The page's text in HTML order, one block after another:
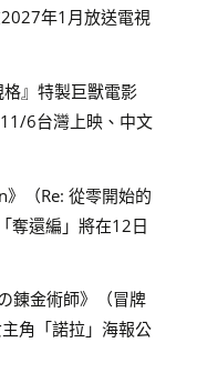
年1月放送電視
』特製巨獸電影
6台灣上映、中文
（Re: 從零開始的
奪還編」將在12日
錬金術師》（冒牌
角「諾拉」海報公